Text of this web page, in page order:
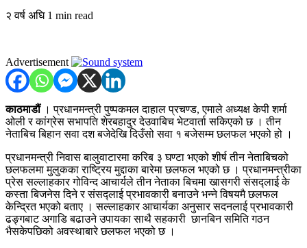
२ वर्ष अघि 1 min read
Advertisement
काठमाडौं। प्रधानमन्त्री पुष्पकमल दाहाल प्रचण्ड, एमाले अध्यक्ष केपी शर्मा
ओली र कांग्रेस सभापति शेरबहादुर देउवाबिच भेटवार्ता सकिएको छ । तीन
नेताबिच बिहान सवा दश बजेदेखि दिउँसो सवा १ बजेसम्म छलफल भएको हो ।
प्रधानमन्त्री निवास बालुवाटारमा करिब ३ घण्टा भएको शीर्ष तीन नेताबिचको
छलफलमा मुलुकका राष्ट्रिय मुद्दाका बारेमा छलफल भएको छ । प्रधानमन्त्रीका
प्रेस सल्लाहकार गोविन्द आचार्यले तीन नेताका बिचमा खासगरी संसद्लाई के
कस्ता बिजनेस दिने र संसद्लाई प्रभावकारी बनाउने भन्ने विषयमै छलफल
केन्द्रित भएको बताए । सल्लाहकार आचार्यका अनुसार सदनलाई प्रभावकारी
ढङ्गबाट अगाडि बढाउने उपायका साथै सहकारी छानबिन समिति गठन
भैसकेपछिको अवस्थाबारे छलफल भएको छ ।